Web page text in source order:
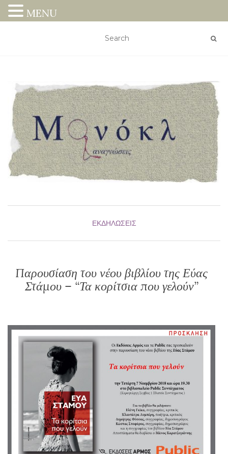
ΕΚΔΗΛΏΣΕΙΣ
Παρουσίαση του νέου βιβλίου της Εύας
Στάμου – “Τα κορίτσια που γελούν”
MENU